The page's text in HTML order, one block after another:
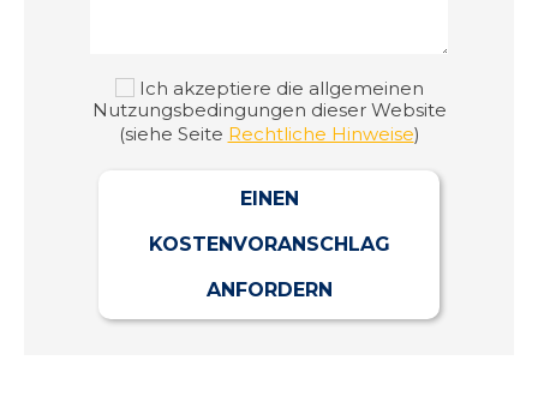
Ich akzeptiere die allgemeinen
Nutzungsbedingungen dieser Website
(siehe Seite Rechtliche Hinweise)
EINEN
KOSTENVORANSCHLAG
ANFORDERN